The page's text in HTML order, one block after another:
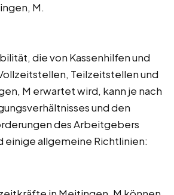
M.
die von Kassenhilfen und
Teilzeitstellen und
M erwartet wird, kann je nach
und den
des Arbeitgebers
einige allgemeine Richtlinien: